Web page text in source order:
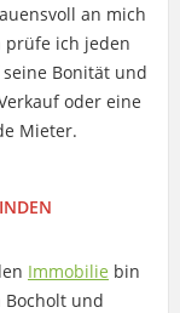
an mich
prüfe ich jeden
Bonität und
oder eine
Mieter.
Immobilie bin
und